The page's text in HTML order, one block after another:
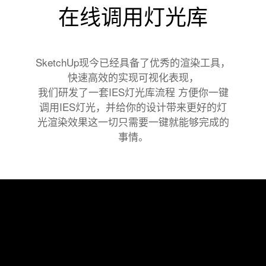
在线调用灯光库
SketchUp现今已经具备了优秀的渲染工具，
快速高效的实现可视化表现，
我们研发了一套IES灯光库流程 方便你一键
调用IES灯光，并给你的设计带来更好的灯
光渲染效果这一切只需要一键就能够完成的
事情。